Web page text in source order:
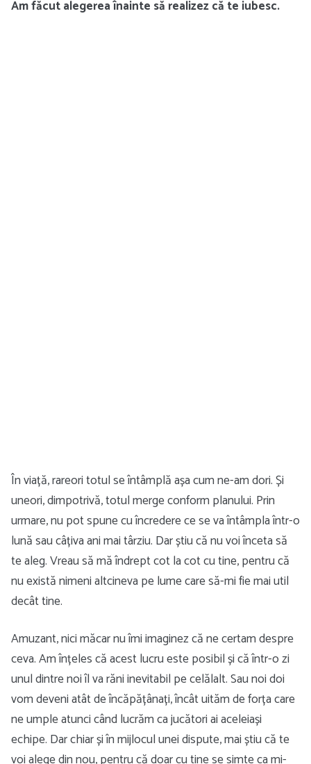
Am făcut alegerea înainte să realizez că te iubesc.
În viață, rareori totul se întâmplă așa cum ne-am dori. Și
uneori, dimpotrivă, totul merge conform planului. Prin
urmare, nu pot spune cu încredere ce se va întâmpla într-o
lună sau câțiva ani mai târziu. Dar știu că nu voi înceta să
te aleg. Vreau să mă îndrept cot la cot cu tine, pentru că
nu există nimeni altcineva pe lume care să-mi fie mai util
decât tine.
Amuzant, nici măcar nu îmi imaginez că ne certam despre
ceva. Am înțeles că acest lucru este posibil și că într-o zi
unul dintre noi îl va răni inevitabil pe celălalt. Sau noi doi
vom deveni atât de încăpățânați, încât uităm de forța care
ne umple atunci când lucrăm ca jucători ai aceleiași
echipe. Dar chiar și în mijlocul unei dispute, mai știu că te